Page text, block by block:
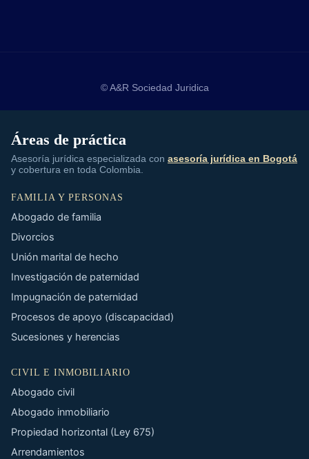
© A&R Sociedad Juridica
Áreas de práctica
Asesoría jurídica especializada con asesoría jurídica en Bogotá
y cobertura en toda Colombia.
FAMILIA Y PERSONAS
Abogado de familia
Divorcios
Unión marital de hecho
Investigación de paternidad
Impugnación de paternidad
Procesos de apoyo (discapacidad)
Sucesiones y herencias
CIVIL E INMOBILIARIO
Abogado civil
Abogado inmobiliario
Propiedad horizontal (Ley 675)
Arrendamientos